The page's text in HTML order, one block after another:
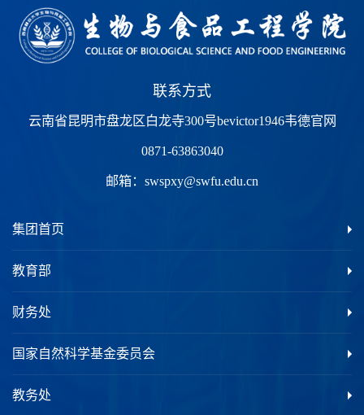
联系方式
云南省昆明市盘龙区白龙寺300号bevictor1946韦德官网
0871-63863040
邮箱： swspxy@swfu.edu.cn
集团首页
教育部
财务处
国家自然科学基金委员会
教务处